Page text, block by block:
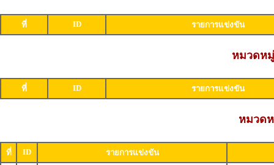
ที่ ID รายการแข่งขัน
หมวดห
ที่ ID รายการแข่งขัน
หมวด
ที่ ID
รายการแข่งขัน